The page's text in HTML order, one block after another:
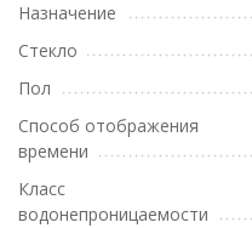
Назначение
Стекло
Пол
Способ отображения
времени
Класс
водонепроницаемости